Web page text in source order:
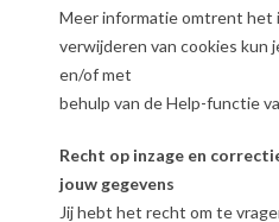
Meer informatie omtrent het
verwijderen van cookies kun
en/of met
behulp van de Help-functie
Recht op inzage en
jouw gegevens
Jij hebt het recht om te